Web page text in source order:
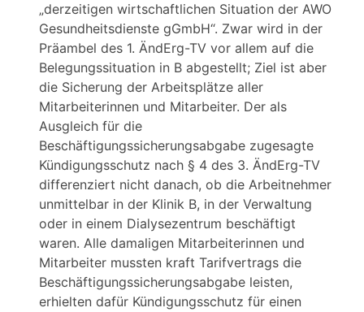
„derzeitigen wirtschaftlichen Situation der AWO
Gesundheitsdienste gGmbH“. Zwar wird in der
Präambel des 1. ÄndErg-TV vor allem auf die
Belegungssituation in B abgestellt; Ziel ist aber
die Sicherung der Arbeitsplätze aller
Mitarbeiterinnen und Mitarbeiter. Der als
Ausgleich für die
Beschäftigungssicherungsabgabe zugesagte
Kündigungsschutz nach § 4 des 3. ÄndErg-TV
differenziert nicht danach, ob die Arbeitnehmer
unmittelbar in der Klinik B, in der Verwaltung
oder in einem Dialysezentrum beschäftigt
waren. Alle damaligen Mitarbeiterinnen und
Mitarbeiter mussten kraft Tarifvertrags die
Beschäftigungssicherungsabgabe leisten,
erhielten dafür Kündigungsschutz für einen